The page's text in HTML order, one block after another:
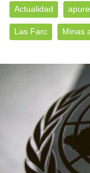
Actualidad apure
Las Farc Minas